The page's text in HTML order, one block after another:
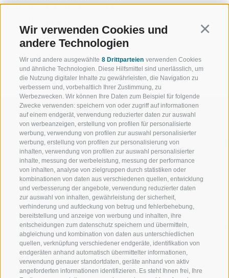
Wir verwenden Cookies und
andere Technologien
Wir und andere ausgewählte 8 Drittparteien verwenden Cookies
und ähnliche Technologien. Diese Hilfsmittel sind unerlässlich, um
die Nutzung digitaler Inhalte zu gewährleisten, die Navigation zu
verbessern und, vorbehaltlich Ihrer Zustimmung, zu
Werbezwecken. Wir können Ihre Daten zum Beispiel für folgende
Zwecke verwenden: speichern von oder zugriff auf informationen
auf einem endgerät, verwendung reduzierter daten zur auswahl
von werbeanzeigen, erstellung von profilen für personalisierte
werbung, verwendung von profilen zur auswahl personalisierter
werbung, erstellung von profilen zur personalisierung von
inhalten, verwendung von profilen zur auswahl personalisierter
inhalte, messung der werbeleistung, messung der performance
von inhalten, analyse von zielgruppen durch statistiken oder
kombinationen von daten aus verschiedenen quellen, entwicklung
und verbesserung der angebote, verwendung reduzierter daten
zur auswahl von inhalten, gewährleistung der sicherheit,
verhinderung und aufdeckung von betrug und fehlerbehebung,
bereitstellung und anzeige von werbung und inhalten, ihre
entscheidungen zum datenschutz speichern und übermitteln,
abgleichung und kombination von daten aus unterschiedlichen
quellen, verknüpfung verschiedener endgeräte, identifikation von
endgeräten anhand automatisch übermittelter informationen,
verwendung genauer standortdaten, geräte anhand von aktiv
angeforderten informationen identifizieren. Es steht Ihnen frei, Ihre
05.12.2026 09:00 - 14:00
weiterlesen
WILLKOMMEN IN DER
FERIENREGION RATSCHINGS
JAUFENTAL
RATSCHINGS
RIDNAUNTAL
BERGBAHNEN
SKISCHULE RATSCHINGS
SPORT UND
MENGE
SKIFAHREN
WANDERN
HOCHALPINE
BIKEN
LANGLAUFEN